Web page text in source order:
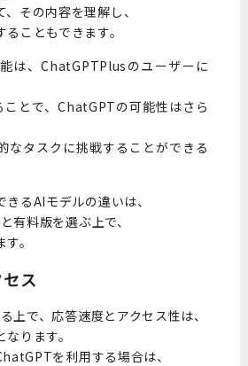
その内容を理解し、
こともできます。
は、ChatGPTPlusのユーザーに
とで、ChatGPTの可能性はさら
なタスクに挑戦することができる
るAIモデルの違いは、
有料版を選ぶ上で、
。
ス
上で、応答速度とアクセス性は、
ります。
を利用する場合は、